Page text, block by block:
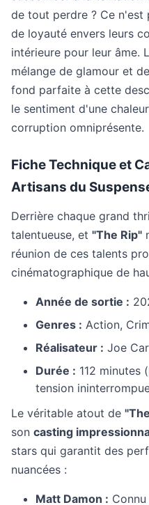
de tout perdre ? Ce n'est
de loyauté envers leurs
intérieure pour leur âme.
mélange de glamour et
fond parfaite à cette
le sentiment d'une
corruption omniprésente.
Fiche Technique et
Artisans du
Derrière chaque grand
talentueuse, et "The Rip"
réunion de ces talents
cinématographique de
Année de sortie :
Genres : Action,
Réalisateur : Joe
Durée : 112 minutes
tension
Le véritable atout de
son casting
stars qui garantit des
nuancées :
Matt Damon :